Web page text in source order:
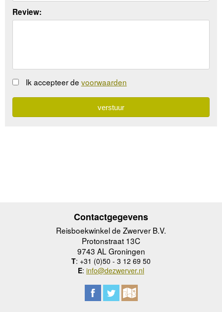
Review:
Ik accepteer de voorwaarden
Contactgegevens
Reisboekwinkel de Zwerver B.V.
Protonstraat 13C
9743 AL Groningen
T: +31 (0)50 - 3 12 69 50
E: info@dezwerver.nl